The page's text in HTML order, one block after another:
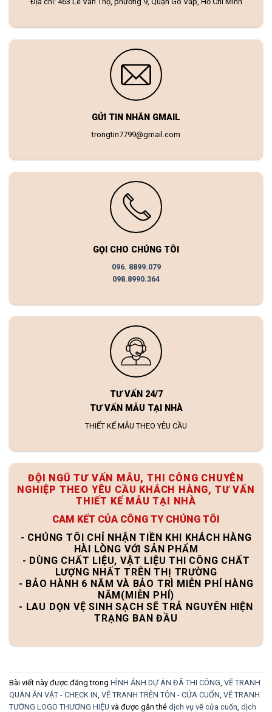
GỬI TIN NHẮN GMAIL
trongtin7799@gmail.com
GỌI CHO CHÚNG TÔI
096. 8899.079
098.8990.364
TƯ VẤN 24/7
TƯ VẤN MẪU TẠI NHÀ
THIẾT KẾ MẪU THEO YÊU CẦU
ĐỘI NGŨ TƯ VẤN MẪU, THI CÔNG CHUYÊN
NGHIỆP THEO YÊU CẦU KHÁCH HÀNG, TƯ VẤN
THIẾT KẾ MẪU TẠI NHÀ
CAM KẾT CỦA CÔNG TY CHÚNG TÔI
- CHÚNG TÔI CHỈ NHẬN TIỀN KHI KHÁCH HÀNG
HÀI LÒNG VỚI SẢN PHẨM
- DÙNG CHẤT LIỆU, VẬT LIỆU THI CÔNG CHẤT
LƯỢNG NHẤT TRÊN THỊ TRƯỜNG
- BẢO HÀNH 6 NĂM VÀ BẢO TRÌ MIỄN PHÍ HÀNG
NĂM(MIỄN PHÍ)
- LAU DỌN VỆ SINH SẠCH SẼ TRẢ NGUYÊN HIỆN
TRẠNG BAN ĐẦU
Bài viết này được đăng trong HÌNH ẢNH DỰ ÁN ĐÃ THI CÔNG VẼ TRANH
QUÁN ĂN VẶT - CHECK IN VẼ TRANH TRÊN TÔN - CỬA CUỐN VẼ TRANH
TƯỜNG LOGO THƯƠNG HIỆU và được gắn thẻ dịch vụ vẽ cửa cuốn dịch